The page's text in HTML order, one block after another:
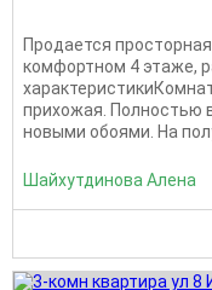
Продается
комфортном 4 этаже,
прихожая. Полностью
новыми обоями. На
Шайхутдинова Алена